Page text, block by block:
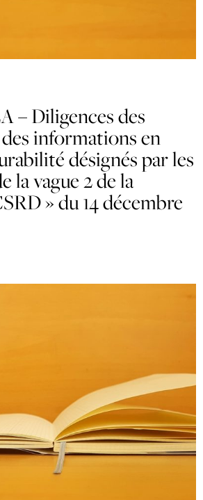
– Diligences des
informations en
désignés par les
la vague 2 de la
» du 14 décembre